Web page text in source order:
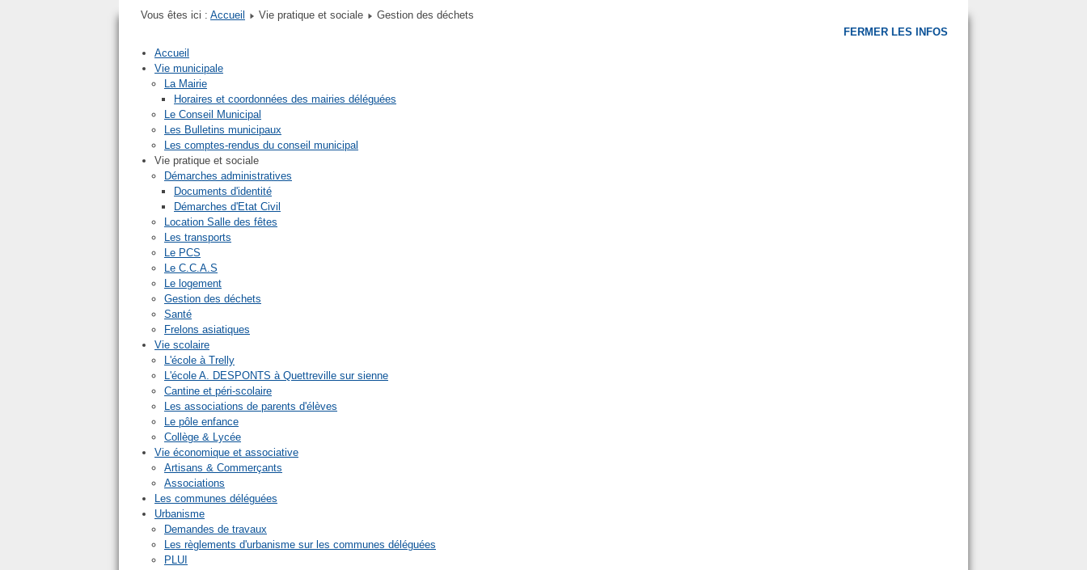
Mairie de Quettreville sur Sienne
Mairie de Contrières
Mairie de Guéhébert
Mairie de Hérenguerville
Mairie de Hyenville
Mairie de Trelly
Vous êtes ici : Accueil Vie pratique et sociale Gestion des déchets
Accueil
Vie municipale
La Mairie
Horaires et coordonnées des mairies déléguées
Le Conseil Municipal
Les Bulletins municipaux
Les comptes-rendus du conseil municipal
Vie pratique et sociale
Démarches administratives
Documents d'identité
Démarches d'Etat Civil
Location Salle des fêtes
Les transports
Le PCS
Le C.C.A.S
Le logement
Gestion des déchets
Santé
Frelons asiatiques
Vie scolaire
L'école à Trelly
L'école A. DESPONTS à Quettreville sur sienne
Cantine et péri-scolaire
Les associations de parents d'élèves
Le pôle enfance
Collège & Lycée
Vie économique et associative
Artisans & Commerçants
Associations
Les communes déléguées
Urbanisme
Demandes de travaux
Les règlements d'urbanisme sur les communes déléguées
PLUI
FERMER LES INFOS